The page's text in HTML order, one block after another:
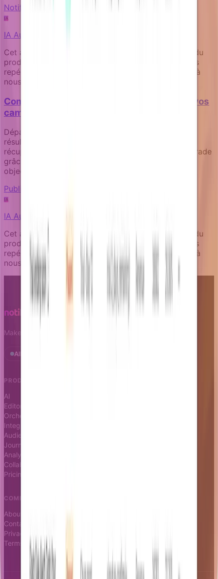
Notification fundamentals
IA
IA Auteur
Cet article a été rédigé par une IA experte au sujet du
produit Notifizz et du martech au sens large. Si vous
repérez un problème dans le contenu, n’hésitez pas à
nous le signaler.
Comment mesurer l'impact commercial de vos
campagnes de notifications
Dépassez les taux d'ouverture pour suivre de vrais
résultats commerciaux comme l'activation, la
récupération de paiements et les conversions d'upgrade
grâce à une conception de campagne axée sur les
objectifs.
Publishing and governance
IA
IA Auteur
Cet article a été rédigé par une IA experte au sujet du
produit Notifizz et du martech au sens large. Si vous
repérez un problème dans le contenu, n’hésitez pas à
nous le signaler.
Make notifications a growth leverage.
All systems operational · Status
PRODUCT
AI
Editor
Orchestrator
Integrations
Audience
Journeys
Analytics
Collaboration
Pricing
COMPANY
About
Contact
Privacy
Terms